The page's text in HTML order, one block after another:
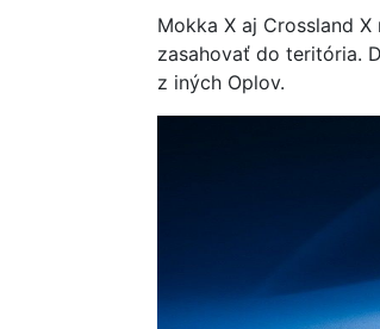
Mokka X aj Crossland
zasahovať do teritória.
z iných Oplov.